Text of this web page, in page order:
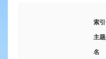
索引
主题
名